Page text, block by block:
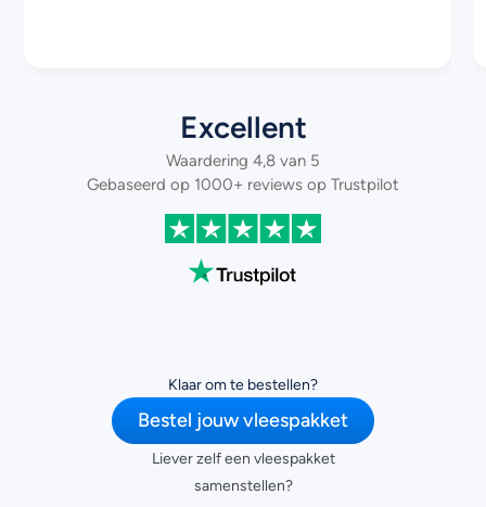
Excellent
Waardering 4,8 van 5
Gebaseerd op 1000+ reviews op Trustpilot
Klaar om te bestellen?
Bestel jouw vleespakket
Liever zelf een vleespakket
samenstellen?